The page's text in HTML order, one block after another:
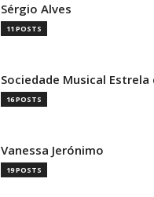
Sérgio Alves
11 POSTS
Sociedade Musical Estrela
16 POSTS
Vanessa Jerónimo
19 POSTS